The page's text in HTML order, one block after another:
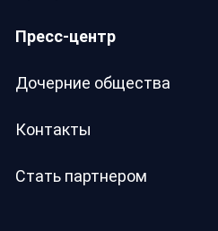
Пресс-центр
Дочерние общества
Контакты
Стать партнером